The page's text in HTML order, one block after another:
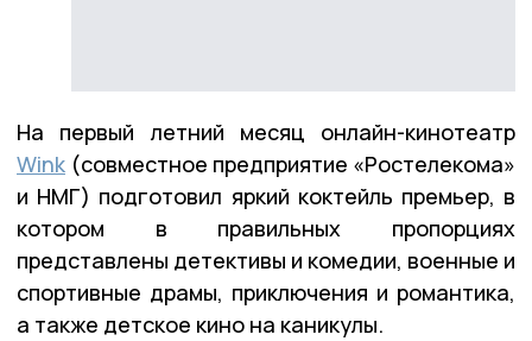
На первый летний месяц онлайн-кинотеатр
Wink (совместное предприятие «Ростелекома»
и НМГ) подготовил яркий коктейль премьер, в
котором в правильных пропорциях
представлены детективы и комедии, военные и
спортивные драмы, приключения и романтика,
а также детское кино на каникулы.